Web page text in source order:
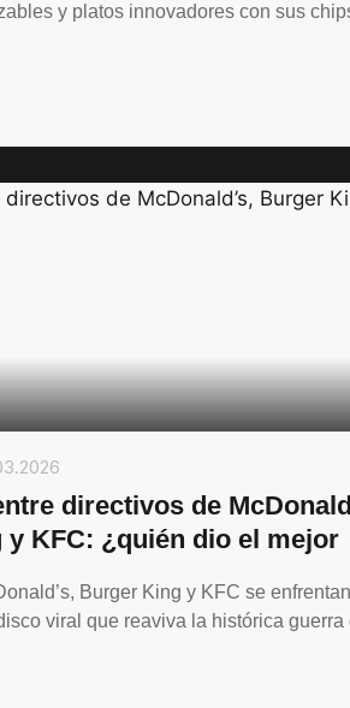
y platos innovadores con sus
directivos de
KFC: ¿quién dio el mejor
Burger King y KFC se
viral que reaviva la histórica guerra